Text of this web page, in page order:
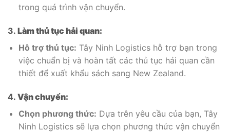
trong quá trình vận chuyển.
3. Làm thủ tục hải quan:
Hỗ trợ thủ tục: Tây Ninh Logistics hỗ trợ bạn trong
việc chuẩn bị và hoàn tất các thủ tục hải quan cần
thiết để xuất khẩu sách sang New Zealand.
4. Vận chuyển:
Chọn phương thức: Dựa trên yêu cầu của bạn, Tây
Ninh Logistics sẽ lựa chọn phương thức vận chuyển